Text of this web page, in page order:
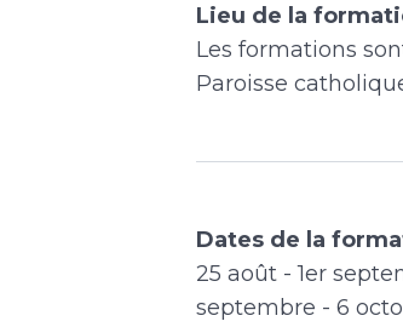
Lieu de la
Les formations
Paroisse
Dates de la
25 août - 1er
septembre - 6